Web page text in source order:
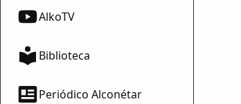
AlkoTV
Biblioteca
Periódico Alconétar